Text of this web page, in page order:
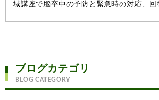
域講座で脳卒中の予防と緊急時の対応、回
ブログカテゴリ
BLOG CATEGORY